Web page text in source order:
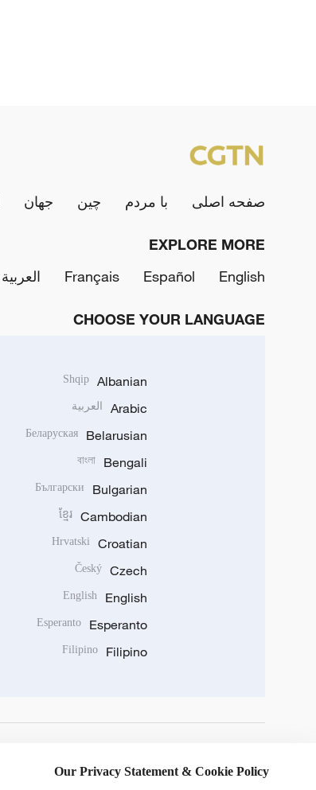
صفحه اصلی با مردم چین جهان
EXPLORE MORE
English
Español
Français العربية
CHOOSE YOUR LANGUAGE
Albanian
Shqip
Arabic العربية
Belarusian
Беларуская
Bengali
বাংলা
Bulgarian
Български
Cambodian
ខ្មែរ
Croatian
Hrvatski
Czech
Český
English
English
Esperanto
Esperanto
Filipino
Filipino
Our Privacy Statement & Cookie Policy